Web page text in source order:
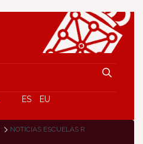
ES EU
NOTICIAS ESCUELAS RURALES